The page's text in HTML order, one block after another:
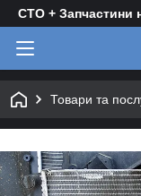
СТО + Запчастини
Товари та